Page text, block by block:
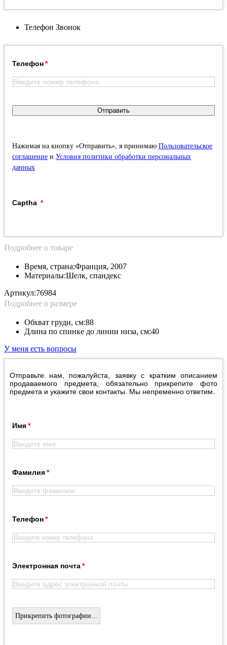
Телефон Звонок
Телефон
Отправить
Нажимая на кнопку «Отправить», я принимаю Пользовательское
соглашение и Условия политики обработки персональных
данных
Captha
Подробнее о товаре
Материалы:Шелк, спандекс
Время, страна:Франция, 2007
Артикул:76984
Подробнее о размере
Длина по спинке до линии низа, см:40
Обхват груди, см:88
У меня есть вопросы
Отправьте нам, пожалуйста, заявку с кратким описанием
продаваемого предмета, обязательно прикрепите фото
предмета и укажите свои контакты. Мы непременно ответим.
Имя
Фамилия
Телефон
Электронная почта
Прикрепить фотографии...